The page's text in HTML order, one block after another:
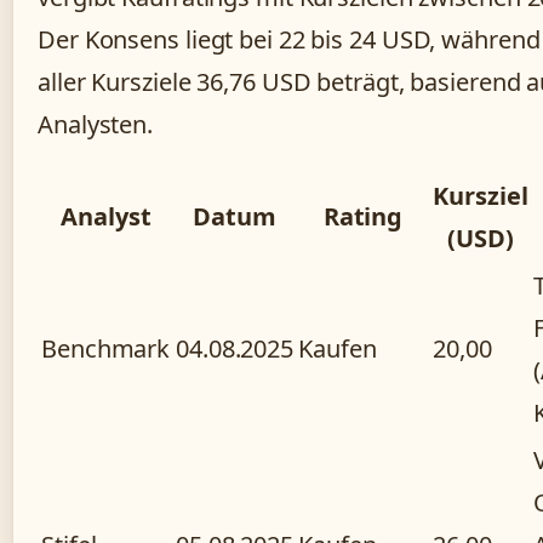
Der Konsens liegt bei 22 bis 24 USD,
aller Kursziele 36,76 USD beträgt, basierend
Analysten.
Analyst Datum Rating
Kursziel
(USD)
Benchmark 04.08.2025 Kaufen 20,00